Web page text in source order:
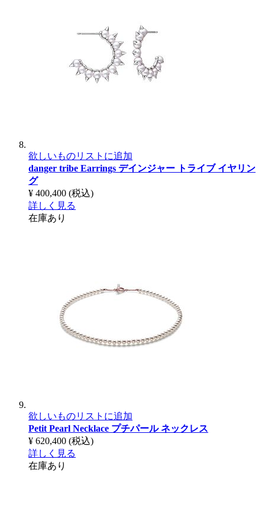
欲しいものリストに追加
danger tribe Earrings デインジャー トライブ イヤリン
グ
¥ 400,400 (税込)
詳しく見る
在庫あり
欲しいものリストに追加
Petit Pearl Necklace プチパール ネックレス
¥ 620,400 (税込)
詳しく見る
在庫あり